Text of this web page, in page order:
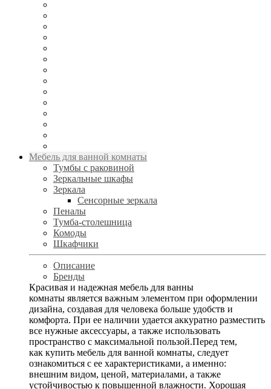
Мебель для ванной комнаты
Тумбы с раковиной
Зеркальные шкафы
Зеркала
Сенсорные зеркала
Пеналы
Тумба-столешница
Комоды
Шкафчики
Описание
Бренды
Красивая и надежная мебель для ванны
комнаты является важным элементом при оформлении
дизайна, создавая для человека больше удобств и
комфорта. При ее наличии удается аккуратно разместить
все нужные аксессуары, а также использовать
пространство с максимальной пользой.Перед тем,
как купить мебель для ванной комнаты, следует
ознакомиться с ее характеристиками, а именно:
внешним видом, ценой, материалами, а также
устойчивостью к повышенной влажности. Хорошая